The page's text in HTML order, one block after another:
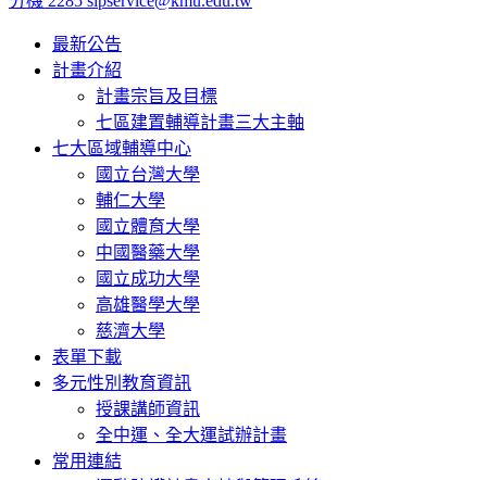
最新公告
計畫介紹
計畫宗旨及目標
七區建置輔導計畫三大主軸
七大區域輔導中心
國立台灣大學
輔仁大學
國立體育大學
中國醫藥大學
國立成功大學
高雄醫學大學
慈濟大學
表單下載
多元性別教育資訊
授課講師資訊
全中運、全大運試辦計畫
常用連結